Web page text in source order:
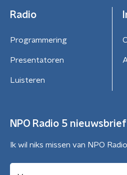
Radio
Programmering
Presentatoren
Luisteren
NPO Radio 5 nieuwsbrief
Ik wil niks missen van NPO